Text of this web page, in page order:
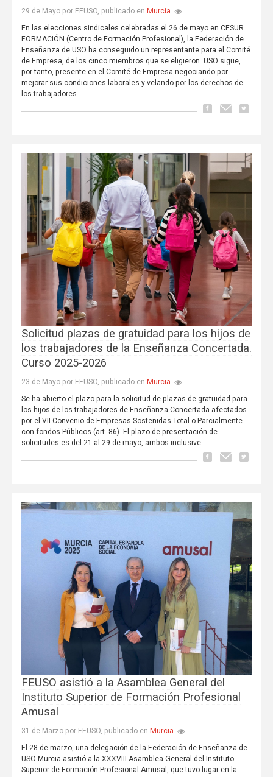
29 de Mayo por FEUSO, publicado en Murcia
En las elecciones sindicales celebradas el 26 de mayo en CESUR
FORMACIÓN (Centro de Formación Profesional), la Federación de
Enseñanza de USO ha conseguido un representante para el Comité
de Empresa, de los cinco miembros que se eligieron. USO sigue,
por tanto, presente en el Comité de Empresa negociando por
mejorar sus condiciones laborales y velando por los derechos de
los trabajadores.
Solicitud plazas de gratuidad para los hijos de
los trabajadores de la Enseñanza Concertada.
Curso 2025-2026
23 de Mayo por FEUSO, publicado en Murcia
Se ha abierto el plazo para la solicitud de plazas de gratuidad para
los hijos de los trabajadores de Enseñanza Concertada afectados
por el VII Convenio de Empresas Sostenidas Total o Parcialmente
con fondos Públicos (art. 86). El plazo de presentación de
solicitudes es del 21 al 29 de mayo, ambos inclusive.
FEUSO asistió a la Asamblea General del
Instituto Superior de Formación Profesional
Amusal
31 de Marzo por FEUSO, publicado en Murcia
El 28 de marzo, una delegación de la Federación de Enseñanza de
USO-Murcia asistió a la XXXVIII Asamblea General del Instituto
Superior de Formación Profesional Amusal, que tuvo lugar en la